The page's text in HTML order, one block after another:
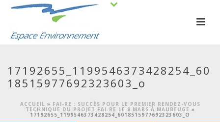
17192655_1199546373428254_60
18515977692323603_o
ACCUEIL » FAI-RE : SUCCÈS POUR LE PREMIER RENDEZ-VOUS
TECHNIQUE DU PROJET FAI-RE LE 8 MARS À MAUBEUGE »
17192655_1199546373428254_6018515977692323603_O